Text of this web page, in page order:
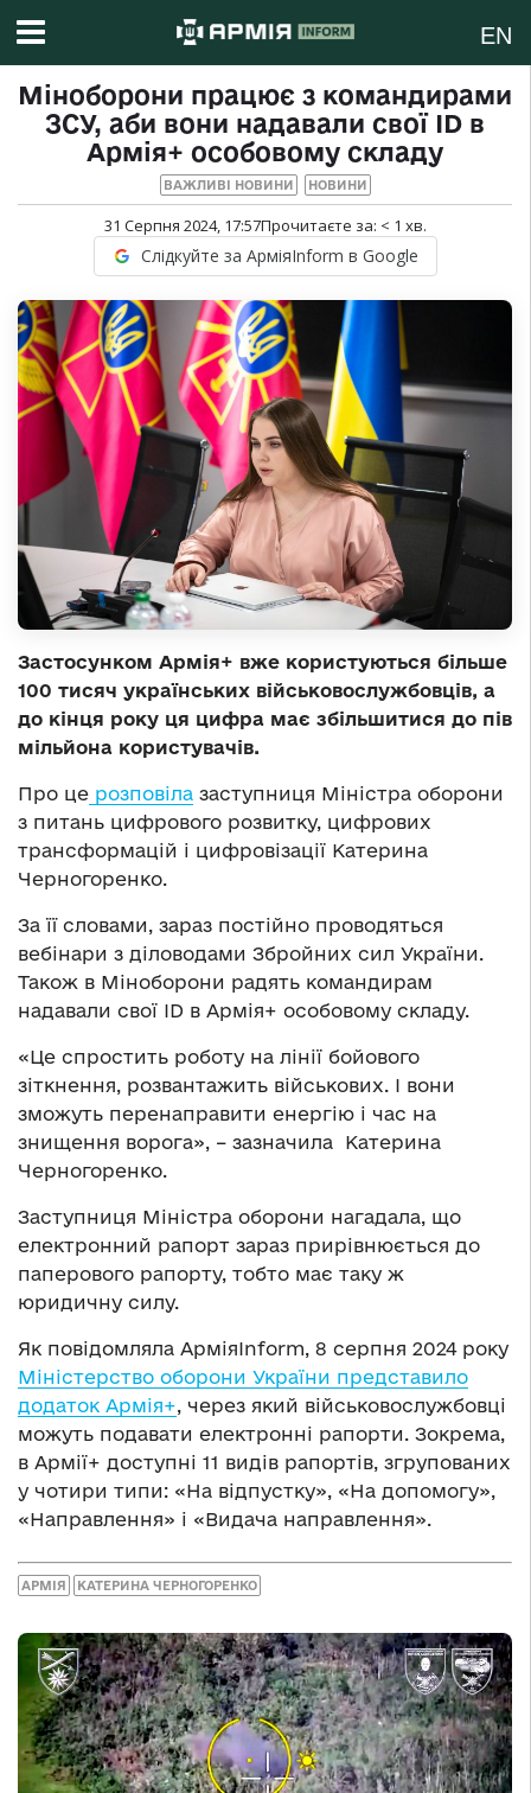
EN
Міноборони працює з командирами
ЗСУ, аби вони надавали свої ID в
Армія+ особовому складу
ВАЖЛИВІ НОВИНИ НОВИНИ
31 Серпня 2024, 17:57Прочитаєте за: < 1 хв.
Слідкуйте за АрміяInform в Google
Застосунком Армія+ вже користуються більше
100 тисяч українських військовослужбовців, а
до кінця року ця цифра має збільшитися до пів
мільйона користувачів.
Про це розповіла заступниця Міністра оборони
з питань цифрового розвитку, цифрових
трансформацій і цифровізації Катерина
Черногоренко.
За її словами, зараз постійно проводяться
вебінари з діловодами Збройних сил України.
Також в Міноборони радять командирам
надавали свої ID в Армія+ особовому складу.
«Це спростить роботу на лінії бойового
зіткнення, розвантажить військових. І вони
зможуть перенаправити енергію і час на
знищення ворога», – зазначила Катерина
Черногоренко.
Заступниця Міністра оборони нагадала, що
електронний рапорт зараз прирівнюється до
паперового рапорту, тобто має таку ж
юридичну силу.
Як повідомляла АрміяInform, 8 серпня 2024 року
Міністерство оборони України представило
додаток Армія+, через який військовослужбовці
можуть подавати електронні рапорти. Зокрема,
в Армії+ доступні 11 видів рапортів, згрупованих
у чотири типи: «На відпустку», «На допомогу»,
«Направлення» і «Видача направлення».
АРМІЯ КАТЕРИНА ЧЕРНОГОРЕНКО